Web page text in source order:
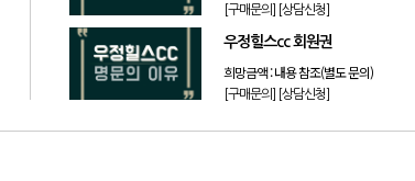
[구매문의] [상담신청]
우정힐스cc 회원권
희망금액 :내용 참조(별도 문의)
[구매문의] [상담신청]